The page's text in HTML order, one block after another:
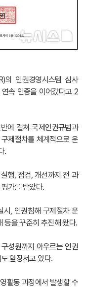
의 인권경영시스템 심사
속 인증을 이어갔다고 2
에 걸쳐 국제인권규범과
제절차를 체계적으로 운
.
행, 점검, 개선까지 전 과
가를 받았다.
시, 인권침해 구제절차 운
등을 꾸준히 추진해 왔다.
성원까지 아우르는 인권
앞장서고 있다.
활동 과정에서 발생할 수